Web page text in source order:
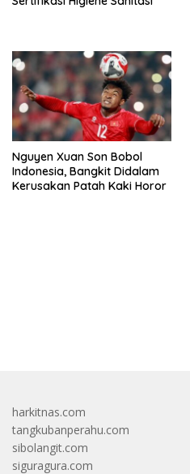
Nguyen Xuan Son Bobol
Indonesia, Bangkit Didalam
Kerusakan Patah Kaki Horor
harkitnas.com
tangkubanperahu.com
sibolangit.com
siguragura.com